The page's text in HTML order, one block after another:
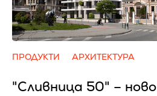
ПРОДУКТИ АРХИТЕКТУРА
"Сливница 50" –